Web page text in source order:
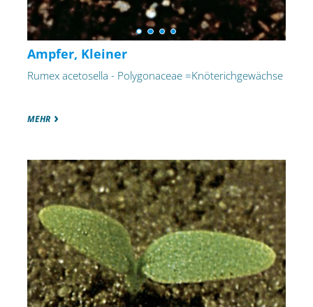
Ampfer, Kleiner
Rumex acetosella - Polygonaceae =Knöterichgewächse
MEHR